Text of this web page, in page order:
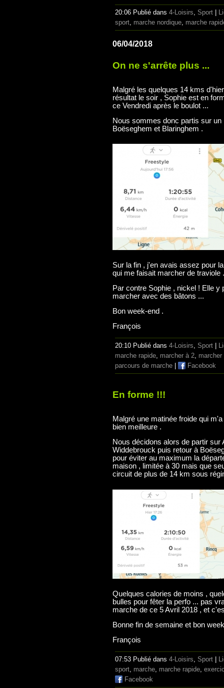
20:06 Publié dans 4-Loisirs Sport
sport marche nordique marche
06/04/2018
On ne s'arrête plus ...
Malgré les quelques 14 kms
résultat le soir , Sophie est en
ce Vendredi après le boulot ...
Nous sommes donc partis sur
Boëseghem et Blaringhem .
Sur la fin , j'en avais assez pour
qui me faisait marcher de traviole
Par contre Sophie , nickel ! Elle
marcher avec des bâtons ...
Bon week-end .
François
20:10 Publié dans 4-Loisirs, Sport
marche rapide, marcher à 2, marcher
parcours de marche
Facebook
En forme !!!
Malgré une matinée froide qui
bien meilleure .
Nous décidons alors de partir
Widdebrouck puis retour à
pour éviter au maximum la
maison , limitée à 30 mais que
circuit de plus de 14 km sous
Quelques calories de moins ,
bulles pour fêter la perfo ... pas
marche de ce 5 Avril 2018 , et
Bonne fin de semaine et bon
François
07:53 Publié dans 4-Loisirs Sport
sport marche marche rapide
Facebook